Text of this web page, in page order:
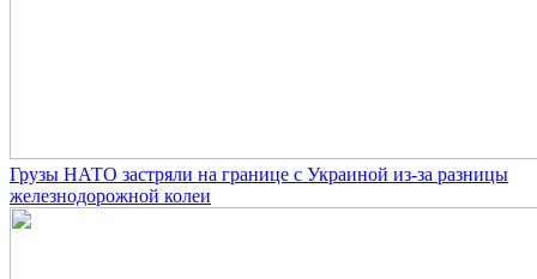
Грузы НАТО застряли на границе с Украиной из-за разницы
железнодорожной колеи